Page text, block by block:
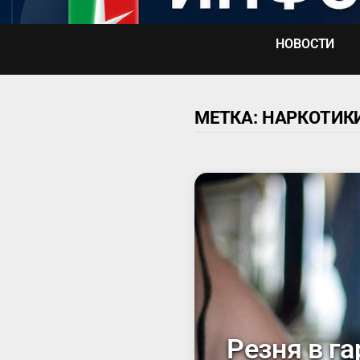
Перейти
НОВОСТИ
МЕТКА:
Резня в